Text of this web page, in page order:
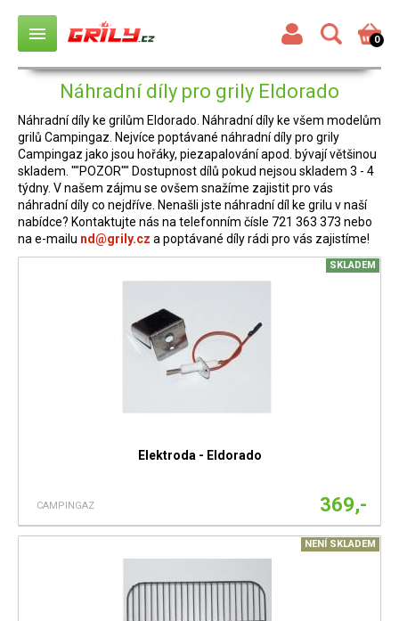
0
menu
Náhradní díly pro grily Eldorado
Náhradní díly ke grilům Eldorado. Náhradní díly ke všem modelům
grilů Campingaz. Nejvíce poptávané náhradní díly pro grily
Campingaz jako jsou hořáky, piezapalování apod. bývají většinou
skladem. ""POZOR"" Dostupnost dílů pokud nejsou skladem 3 - 4
týdny. V našem zájmu se ovšem snažíme zajistit pro vás
náhradní díly co nejdříve. Nenašli jste náhradní díl ke grilu v naší
nabídce? Kontaktujte nás na telefonním čísle 721 363 373 nebo
na e-mailu nd@grily.cz a poptávané díly rádi pro vás zajistíme!
SKLADEM
Elektroda - Eldorado
CAMPINGAZ 369,-
NENÍ SKLADEM